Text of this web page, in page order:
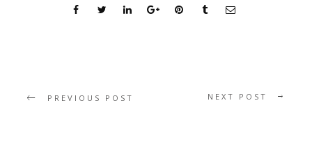
PREVIOUS POST NEXT POST